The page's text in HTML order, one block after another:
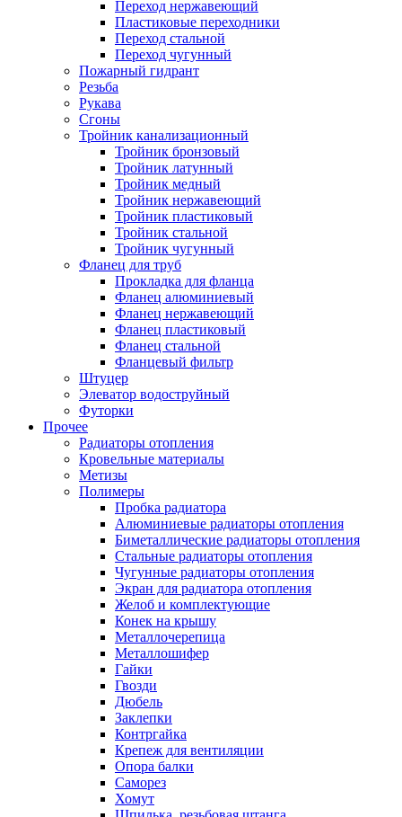
Переход нержавеющий
Пластиковые переходники
Переход стальной
Переход чугунный
Пожарный гидрант
Резьба
Рукава
Сгоны
Тройник канализационный
Тройник бронзовый
Тройник латунный
Тройник медный
Тройник нержавеющий
Тройник пластиковый
Тройник стальной
Тройник чугунный
Фланец для труб
Прокладка для фланца
Фланец алюминиевый
Фланец нержавеющий
Фланец пластиковый
Фланец стальной
Фланцевый фильтр
Штуцер
Элеватор водоструйный
Футорки
Прочее
Радиаторы отопления
Кровельные материалы
Метизы
Полимеры
Пробка радиатора
Алюминиевые радиаторы отопления
Биметаллические радиаторы отопления
Стальные радиаторы отопления
Чугунные радиаторы отопления
Экран для радиатора отопления
Желоб и комплектующие
Конек на крышу
Металлочерепица
Металлошифер
Гайки
Гвозди
Дюбель
Заклепки
Контргайка
Крепеж для вентиляции
Опора балки
Саморез
Хомут